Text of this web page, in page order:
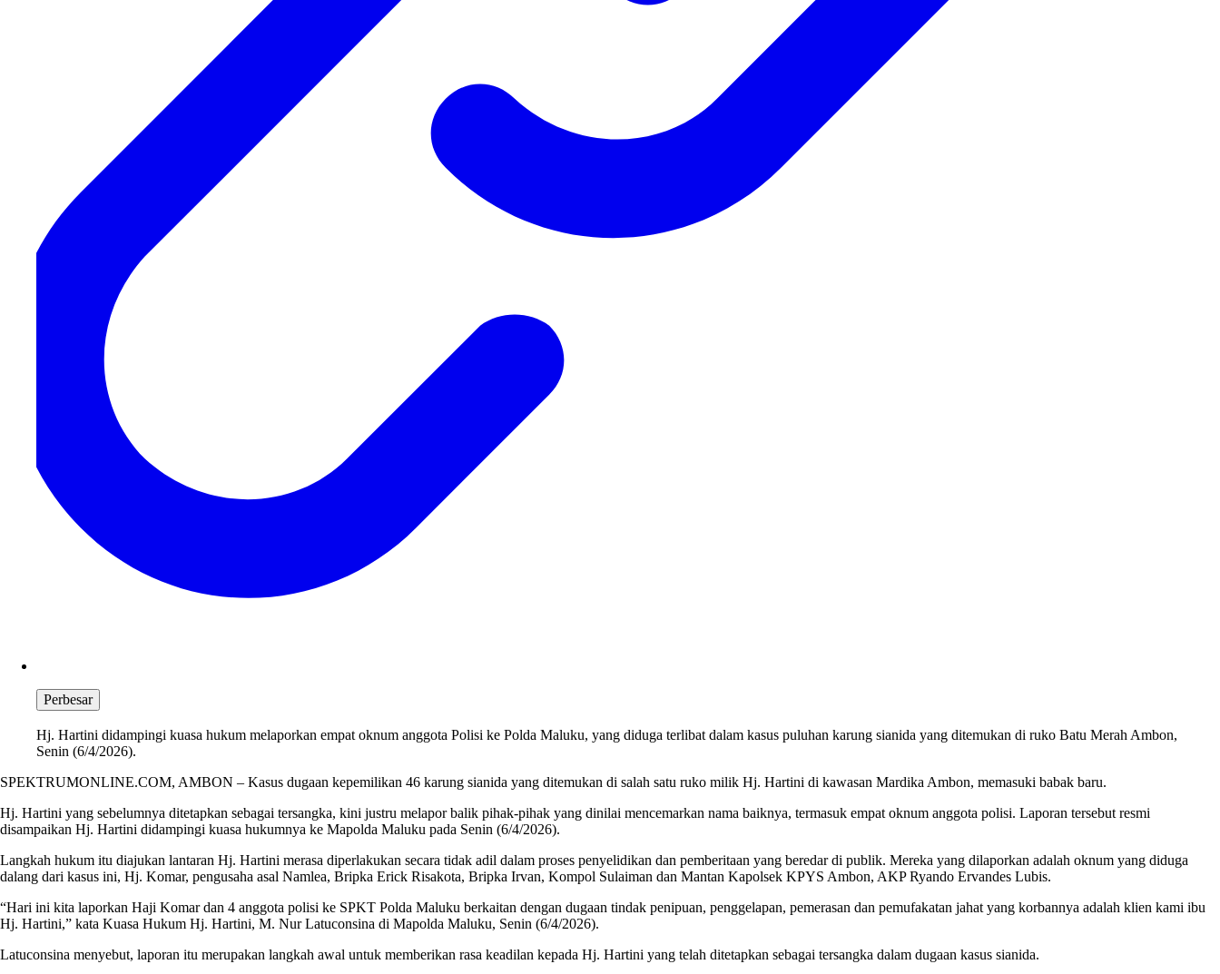
Perbesar
Hj. Hartini didampingi kuasa hukum melaporkan empat oknum anggota Polisi ke Polda Maluku, yang diduga terlibat dalam kasus puluhan karung sianida yang ditemukan di ruko Batu Merah Ambon,
Senin (6/4/2026).
SPEKTRUMONLINE.COM, AMBON – Kasus dugaan kepemilikan 46 karung sianida yang ditemukan di salah satu ruko milik Hj. Hartini di kawasan Mardika Ambon, memasuki babak baru.
Hj. Hartini yang sebelumnya ditetapkan sebagai tersangka, kini justru melapor balik pihak-pihak yang dinilai mencemarkan nama baiknya, termasuk empat oknum anggota polisi. Laporan tersebut resmi
disampaikan Hj. Hartini didampingi kuasa hukumnya ke Mapolda Maluku pada Senin (6/4/2026).
Langkah hukum itu diajukan lantaran Hj. Hartini merasa diperlakukan secara tidak adil dalam proses penyelidikan dan pemberitaan yang beredar di publik. Mereka yang dilaporkan adalah oknum yang diduga
dalang dari kasus ini, Hj. Komar, pengusaha asal Namlea, Bripka Erick Risakota, Bripka Irvan, Kompol Sulaiman dan Mantan Kapolsek KPYS Ambon, AKP Ryando Ervandes Lubis.
“Hari ini kita laporkan Haji Komar dan 4 anggota polisi ke SPKT Polda Maluku berkaitan dengan dugaan tindak penipuan, penggelapan, pemerasan dan pemufakatan jahat yang korbannya adalah klien kami ibu
Hj. Hartini,” kata Kuasa Hukum Hj. Hartini, M. Nur Latuconsina di Mapolda Maluku, Senin (6/4/2026).
Latuconsina menyebut, laporan itu merupakan langkah awal untuk memberikan rasa keadilan kepada Hj. Hartini yang telah ditetapkan sebagai tersangka dalam dugaan kasus sianida.